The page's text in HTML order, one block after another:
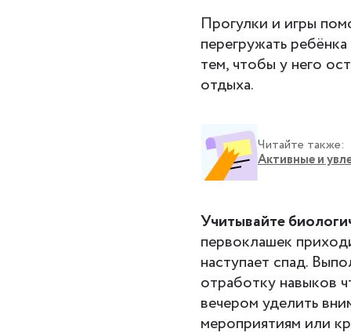
Прогулки и игры
перегружать ребёнка
тем, чтобы у него
отдыха.
Читайте также:
Активные и
Учитывайте
первоклашек
наступает спад.
отработку навыков
вечером уделить
мероприятиям или